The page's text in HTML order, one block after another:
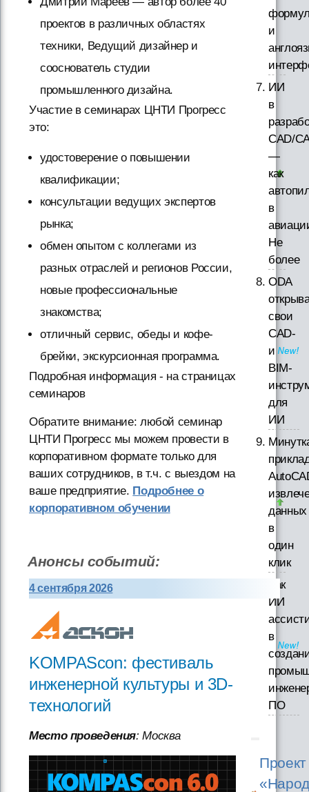
проектов в различных областях
техники, Ведущий дизайнер и
сооснователь студии
промышленного дизайна.
Участие в семинарах ЦНТИ Прогресс
это:
удостоверение о повышении
квалификации;
консультации ведущих экспертов
рынка;
обмен опытом с коллегами из
разных отраслей и регионов России,
новые профессиональные
знакомства;
отличный сервис, обеды и кофе-
брейки, экскурсионная программа.
Подробная информация - на страницах
семинаров
Обратите внимание: любой семинар
ЦНТИ Прогресс мы можем провести в
корпоративном формате только для
ваших сотрудников, в т.ч. с выездом на
ваше предприятие. Подробнее о
корпоративном обучении
Анонсы событий:
4 сентября 2026
KOMPAScon: фестиваль
инженерной культуры и 3D-
технологий
Место проведения: Москва
и
ИИ
в
CAD/
—
как
в
Не
более
ODA
свои
CAD-
и
BIM-
для
ИИ
данных
в
один
клик
Как
ИИ
в
ПО
Проект